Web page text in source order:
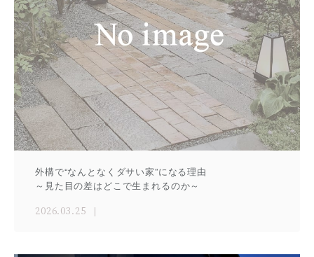
外構で“なんとなくダサい家”になる理由
～見た目の差はどこで生まれるのか～
2026.03.25